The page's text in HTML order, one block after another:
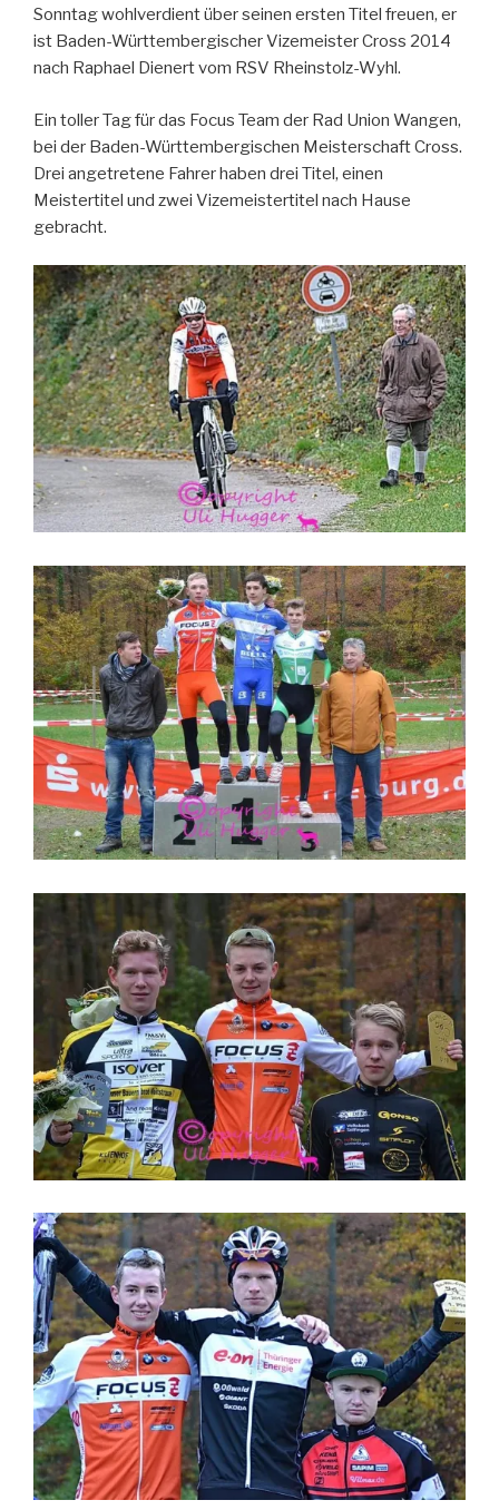
Sonntag wohlverdient über seinen ersten Titel freuen, er
ist Baden-Württembergischer Vizemeister Cross 2014
nach Raphael Dienert vom RSV Rheinstolz-Wyhl.
Ein toller Tag für das Focus Team der Rad Union Wangen,
bei der Baden-Württembergischen Meisterschaft Cross.
Drei angetretene Fahrer haben drei Titel, einen
Meistertitel und zwei Vizemeistertitel nach Hause
gebracht.